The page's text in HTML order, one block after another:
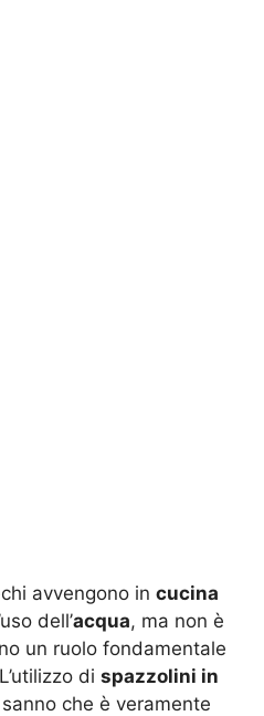
avvengono in cucina
dell’acqua, ma non è
un ruolo fondamentale
di spazzolini in
che è veramente